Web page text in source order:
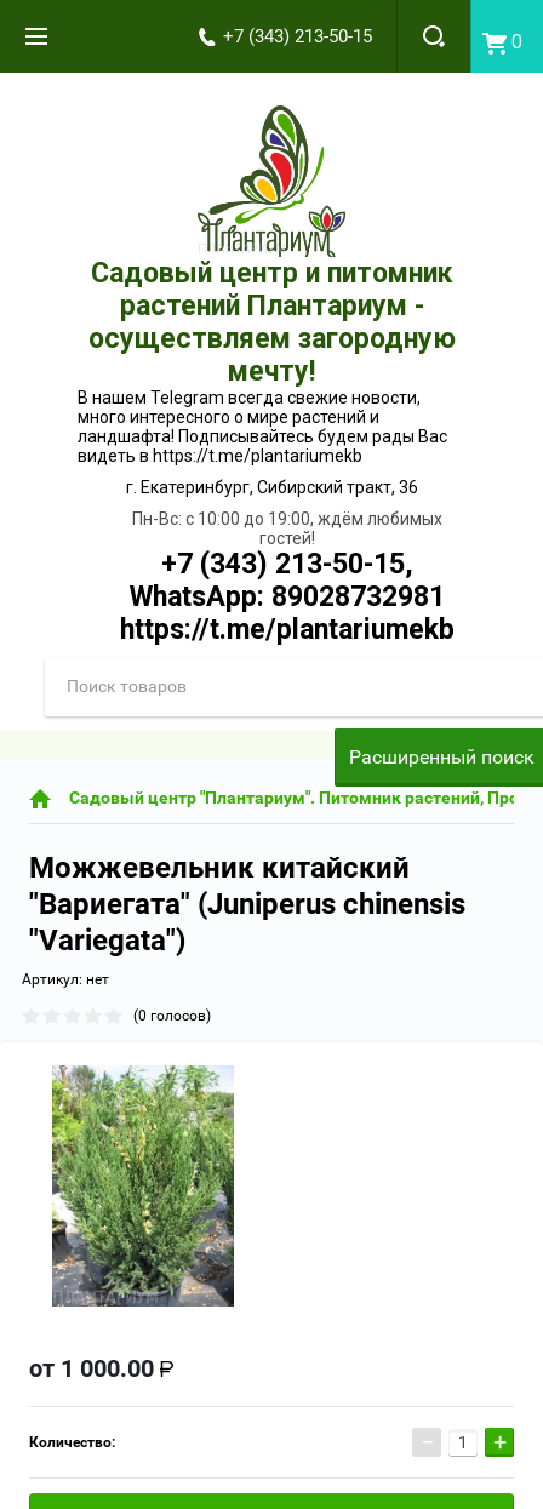
0
+7 (343) 213-50-15
Садовый центр и питомник
растений Плантариум -
осуществляем загородную
мечту!
В нашем Telegram всегда свежие новости,
много интересного о мире растений и
ландшафта! Подписывайтесь будем рады Вас
видеть в https://t.me/plantariumekb
г. Екатеринбург, Сибирский тракт, 36
Пн-Вс: с 10:00 до 19:00, ждём любимых
гостей!
+7 (343) 213-50-15,
WhatsApp: 89028732981
https://t.me/plantariumekb
Заказать звонок
Расширенный поиск
Садовый центр "Плантариум". Питомник растений,
Можжевельник китайский
"Вариегата" (Juniperus chinensis
"Variegata")
Артикул: нет
(0 голосов)
от 1 000.00
Количество: − +